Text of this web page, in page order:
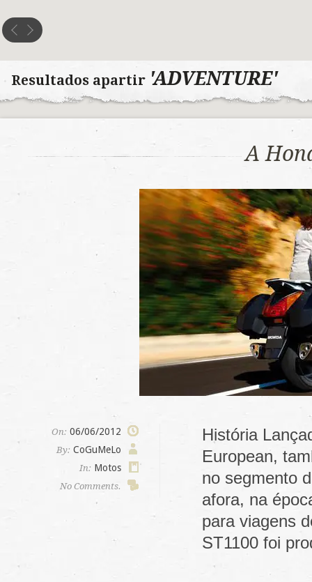
Resultados apartir 'ADVENTURE'
A
On: 06/06/2012
By: CoGuMeLo
In: Motos
No Comments.
História
European,
no segmento
afora, na
para viagens
ST1100 foi